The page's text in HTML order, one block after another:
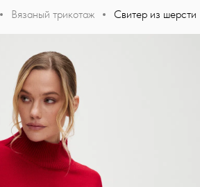
Вязаный трикотаж Свитер из шерсти